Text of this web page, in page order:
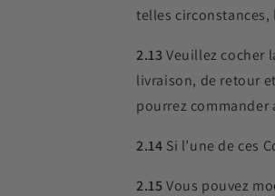
telles circonstances,
2.13 Veuillez cocher
livraison, de retour
pourrez
2.14 Si l’une de ces
2.15Vous pouvez